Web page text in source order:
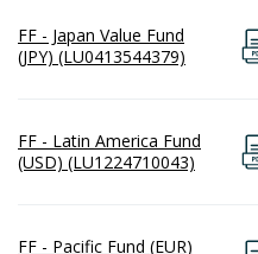
FF - Japan Value Fund
(JPY) (LU0413544379)
FF - Latin America Fund
(USD) (LU1224710043)
FF - Pacific Fund (EUR)